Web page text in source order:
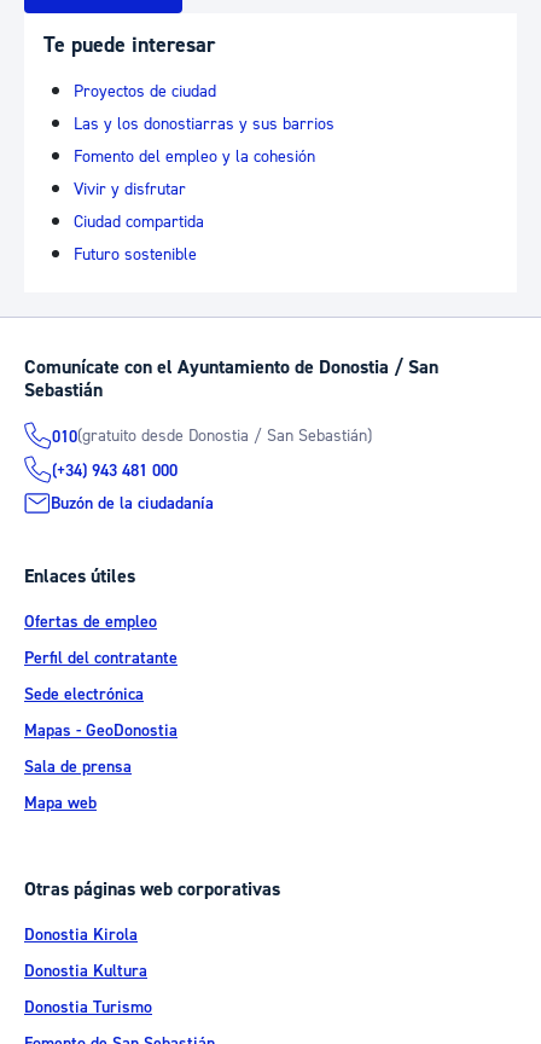
Te puede interesar
Proyectos de ciudad
Las y los donostiarras y sus barrios
Fomento del empleo y la cohesión
Vivir y disfrutar
Ciudad compartida
Futuro sostenible
Comunícate con el Ayuntamiento de Donostia / San
Sebastián
010(gratuito desde Donostia / San Sebastián)
(+34) 943 481 000
Buzón de la ciudadanía
Enlaces útiles
Ofertas de empleo
Perfil del contratante
Sede electrónica
Mapas - GeoDonostia
Sala de prensa
Mapa web
Otras páginas web corporativas
Donostia Kirola
Donostia Kultura
Donostia Turismo